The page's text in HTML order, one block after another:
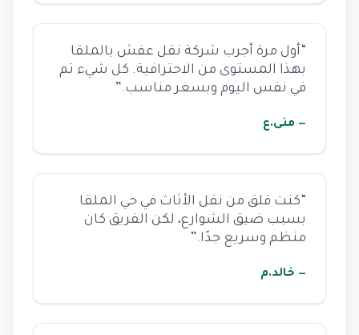
“أول مرة أجرب شركة نقل عفش بالملقا
بهذا المستوى من الاحترافية. كل شيء تم
في نفس اليوم وبسعر مناسب.”
— منى.ع
“كنت قلق من نقل الأثاث في حي الملقا
بسبب ضيق الشوارع، لكن الفريق كان
منظم وسريع جدًا.”
— خالد.م